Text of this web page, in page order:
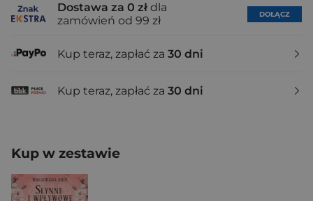
Dostawa za 0 zł dla
zamówień od 99 zł
DOŁĄCZ
Kup teraz, zapłać za 30 dni
Kup teraz, zapłać za 30 dni
Kup w zestawie